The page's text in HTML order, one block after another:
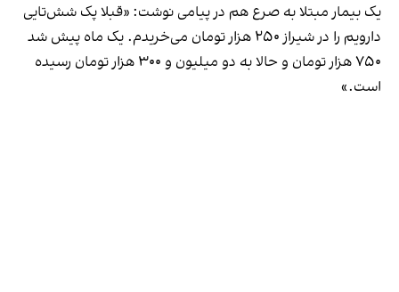
یک بیمار مبتلا به صرع هم در پیامی نوشت: «قبلا پک شش‌تایی
دارویم را در شیراز ۲۵۰ هزار تومان می‌خریدم. یک ماه پیش شد
۷۵۰ هزار تومان و حالا به دو میلیون و ۳۰۰ هزار تومان رسیده
است.»